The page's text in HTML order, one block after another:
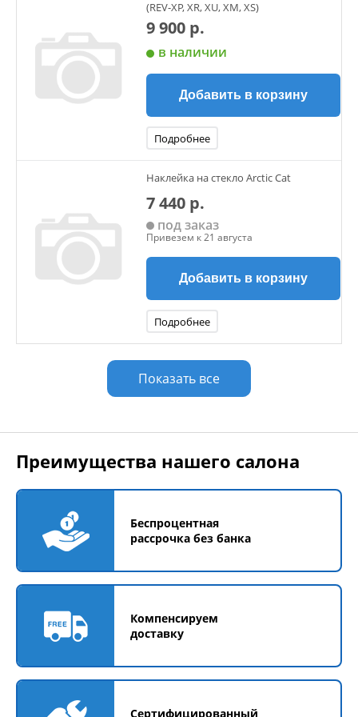
(REV-XP, XR, XU, XM, XS)
9 900 р.
в наличии
Добавить в корзину
Подробнее
Наклейка на стекло Arctic Cat
7 440 р.
под заказ
Привезем к 21 августа
Добавить в корзину
Подробнее
Показать все
Преимущества нашего салона
Беспроцентная
рассрочка без банка
Компенсируем
доставку
Сертифицированный